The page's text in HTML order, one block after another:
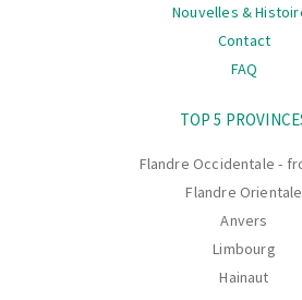
Nouvelles &
Contact
FAQ
TOP 5
Flandre Occidentale -
Flandre Orientale
Anvers
Limbourg
Hainaut